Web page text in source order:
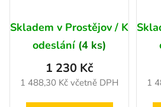
Pravá
Skladem v Prostějov / K
odeslání (4 ks)
1 488,30 Kč včetně DPH
1 230 Kč
1